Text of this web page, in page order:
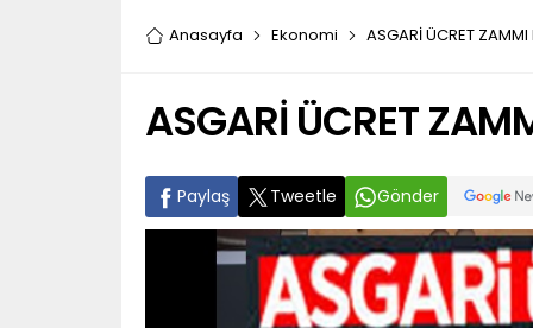
Anasayfa Ekonomi ASGARİ ÜCRET ZAMMI
ASGARİ ÜCRET
Paylaş Tweetle Gönder